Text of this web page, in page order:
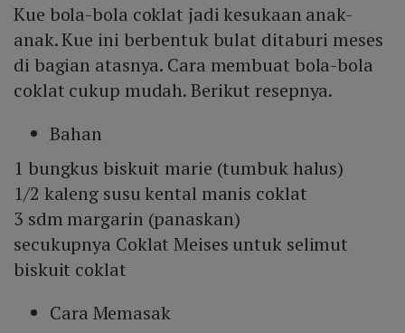
Kue bola-bola coklat jadi kesukaan anak-
anak. Kue ini berbentuk bulat ditaburi meses
di bagian atasnya. Cara membuat bola-bola
coklat cukup mudah. Berikut resepnya.
Bahan
1 bungkus biskuit marie (tumbuk halus)
1/2 kaleng susu kental manis coklat
3 sdm margarin (panaskan)
secukupnya Coklat Meises untuk selimut
biskuit coklat
Cara Memasak